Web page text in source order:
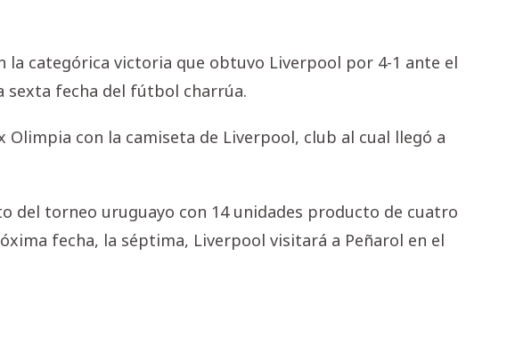
la categórica victoria que obtuvo Liverpool por 4-1 ante el
sexta fecha del fútbol charrúa.
Olimpia con la camiseta de Liverpool, club al cual llegó a
del torneo uruguayo con 14 unidades producto de cuatro
fecha, la séptima, Liverpool visitará a Peñarol en el